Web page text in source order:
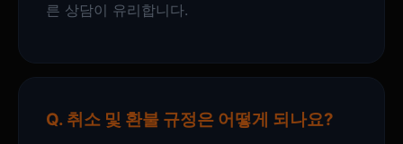
른 상담이 유리합니다.
Q. 취소 및 환불 규정은 어떻게 되나요?